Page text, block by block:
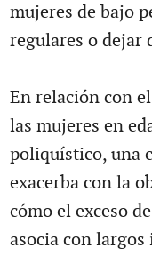
mujeres de bajo
regulares o dejar
En relación con
las mujeres en
poliquístico, una
exacerba con la
cómo el exceso
asocia con